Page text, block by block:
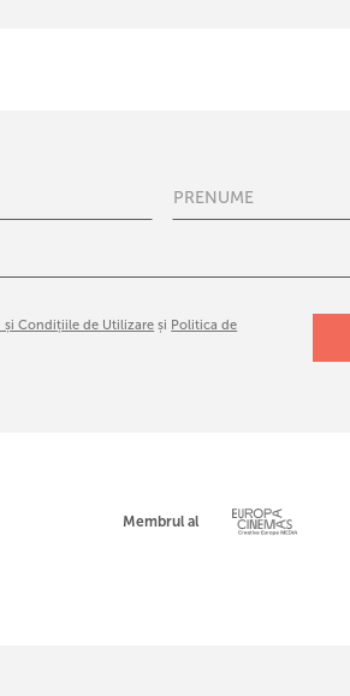
și Condițiile de Utilizare și Politica de
Membrul al